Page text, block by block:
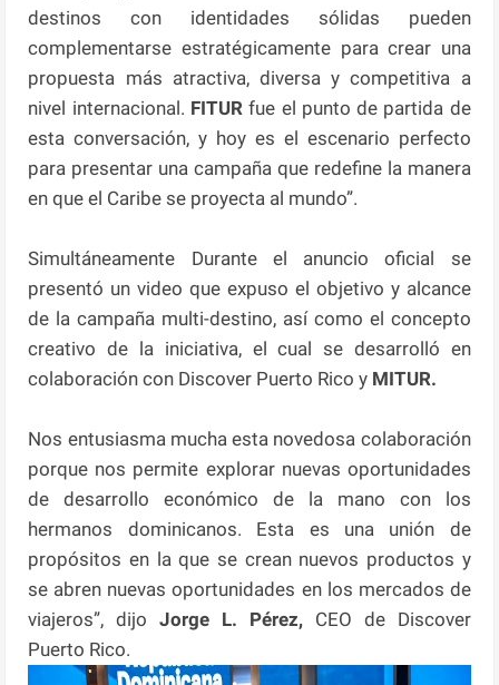
destinos con identidades sólidas pueden
complementarse estratégicamente para crear una
propuesta más atractiva, diversa y competitiva a
nivel internacional. FITUR fue el punto de partida de
esta conversación, y hoy es el escenario perfecto
para presentar una campaña que redefine la manera
en que el Caribe se proyecta al mundo”.
Simultáneamente Durante el anuncio oficial se
presentó un video que expuso el objetivo y alcance
de la campaña multi-destino, así como el concepto
creativo de la iniciativa, el cual se desarrolló en
colaboración con Discover Puerto Rico y MITUR.
Nos entusiasma mucha esta novedosa colaboración
porque nos permite explorar nuevas oportunidades
de desarrollo económico de la mano con los
hermanos dominicanos. Esta es una unión de
propósitos en la que se crean nuevos productos y
se abren nuevas oportunidades en los mercados de
viajeros”, dijoJorge L. Pérez, CEO de Discover
Puerto Rico.